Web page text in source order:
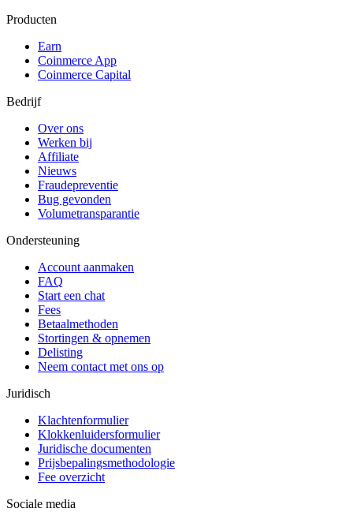
Producten
Earn
Coinmerce App
Coinmerce Capital
Bedrijf
Over ons
Werken bij
Affiliate
Nieuws
Fraudepreventie
Bug gevonden
Volumetransparantie
Ondersteuning
Account aanmaken
FAQ
Start een chat
Fees
Betaalmethoden
Stortingen & opnemen
Delisting
Neem contact met ons op
Juridisch
Klachtenformulier
Klokkenluidersformulier
Juridische documenten
Prijsbepalingsmethodologie
Fee overzicht
Sociale media